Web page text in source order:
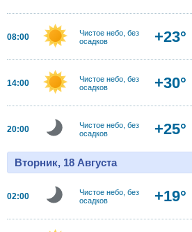
08:00
Чистое небо, без
осадков
+23°
14:00
Чистое небо, без
осадков
+30°
20:00
Чистое небо, без
осадков
+25°
Вторник, 18 Августа
02:00
Чистое небо, без
осадков
+19°